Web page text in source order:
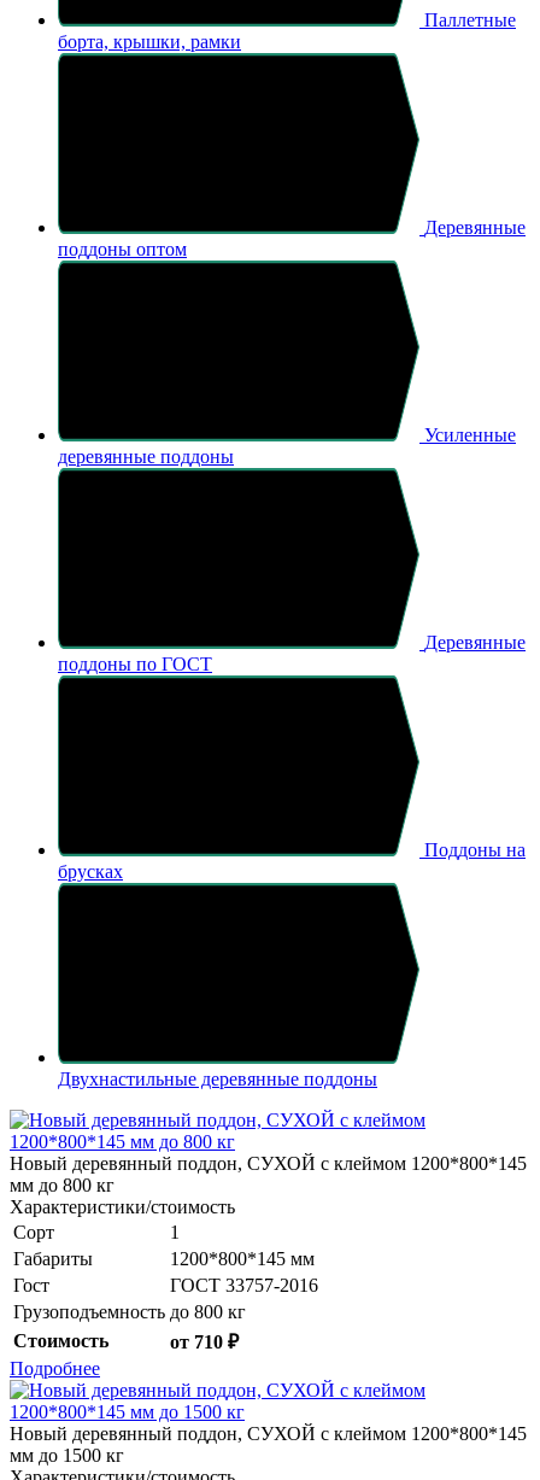
Паллетные
борта, крышки, рамки
Деревянные
поддоны оптом
Усиленные
деревянные поддоны
Деревянные
поддоны по ГОСТ
Поддоны на
брусках
Двухнастильные деревянные поддоны
Новый деревянный поддон, СУХОЙ с клеймом 1200*800*145
мм до 800 кг
Характеристики/стоимость
Сорт
1
Габариты
1200*800*145 мм
Гост
ГОСТ 33757-2016
Грузоподъемность до 800 кг
Стоимость
от 710 ₽
Подробнее
Новый деревянный поддон, СУХОЙ с клеймом 1200*800*145
мм до 1500 кг